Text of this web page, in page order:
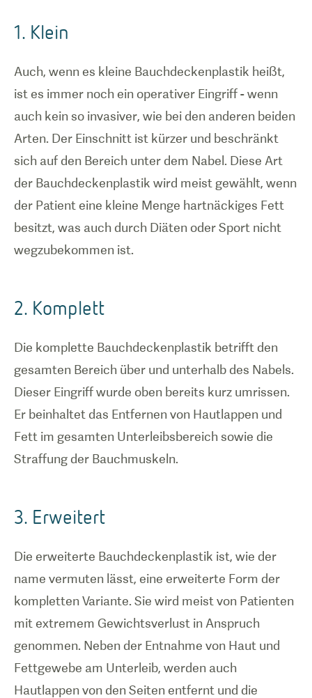
1. Klein
Auch, wenn es kleine Bauchdeckenplastik heißt,
ist es immer noch ein operativer Eingriff - wenn
auch kein so invasiver, wie bei den anderen beiden
Arten. Der Einschnitt ist kürzer und beschränkt
sich auf den Bereich unter dem Nabel. Diese Art
der Bauchdeckenplastik wird meist gewählt, wenn
der Patient eine kleine Menge hartnäckiges Fett
besitzt, was auch durch Diäten oder Sport nicht
wegzubekommen ist.
2. Komplett
Die komplette Bauchdeckenplastik betrifft den
gesamten Bereich über und unterhalb des Nabels.
Dieser Eingriff wurde oben bereits kurz umrissen.
Er beinhaltet das Entfernen von Hautlappen und
Fett im gesamten Unterleibsbereich sowie die
Straffung der Bauchmuskeln.
3. Erweitert
Die erweiterte Bauchdeckenplastik ist, wie der
name vermuten lässt, eine erweiterte Form der
kompletten Variante. Sie wird meist von Patienten
mit extremem Gewichtsverlust in Anspruch
genommen. Neben der Entnahme von Haut und
Fettgewebe am Unterleib, werden auch
Hautlappen von den Seiten entfernt und die